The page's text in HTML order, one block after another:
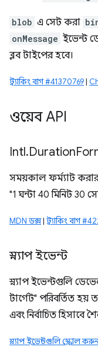
blob এ সেট করা
onMessage ইভেন্ট
ব্লব টাইপের হবে।
ট্র্যাকিং বাগ #41370769|
ওয়েব API
Intl.Duration
সময়কাল ফর্ম্যাট
"1 ঘন্টা 40 মিনিট 30
MDN ডক্স| ট্র্যাকিং বাগ
স্ন্যাপ ইভেন্ট
স্ন্যাপ ইভেন্টগুলি
টার্গেট" পরিবর্তিত
এবং নির্বাচিত হিসাবে
স্ন্যাপ ইভেন্টগুলি স্ক্রোল